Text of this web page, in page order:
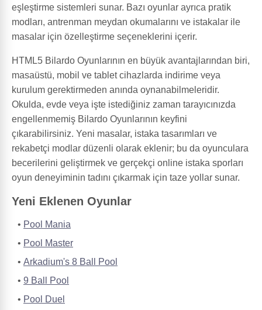
eşleştirme sistemleri sunar. Bazı oyunlar ayrıca pratik
modları, antrenman meydan okumalarını ve istakalar ile
masalar için özelleştirme seçeneklerini içerir.
HTML5 Bilardo Oyunlarının en büyük avantajlarından biri,
masaüstü, mobil ve tablet cihazlarda indirime veya
kurulum gerektirmeden anında oynanabilmeleridir.
Okulda, evde veya işte istediğiniz zaman tarayıcınızda
engellenmemiş Bilardo Oyunlarının keyfini
çıkarabilirsiniz. Yeni masalar, istaka tasarımları ve
rekabetçi modlar düzenli olarak eklenir; bu da oyunculara
becerilerini geliştirmek ve gerçekçi online istaka sporları
oyun deneyiminin tadını çıkarmak için taze yollar sunar.
Yeni Eklenen Oyunlar
Pool Mania
Pool Master
Arkadium's 8 Ball Pool
9 Ball Pool
Pool Duel